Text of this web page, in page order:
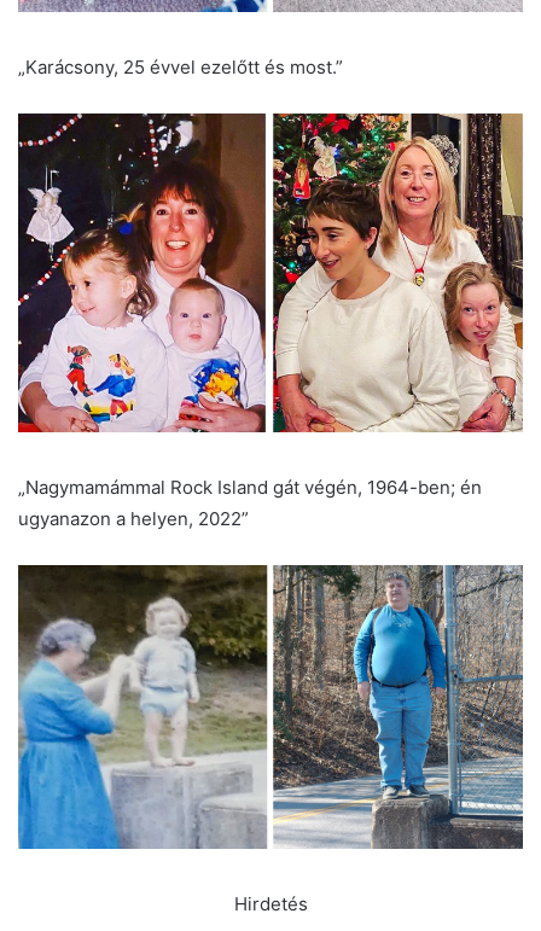
„Karácsony, 25 évvel ezelőtt és most.”
„Nagymamámmal Rock Island gát végén, 1964-ben; én
ugyanazon a helyen, 2022”
Hirdetés